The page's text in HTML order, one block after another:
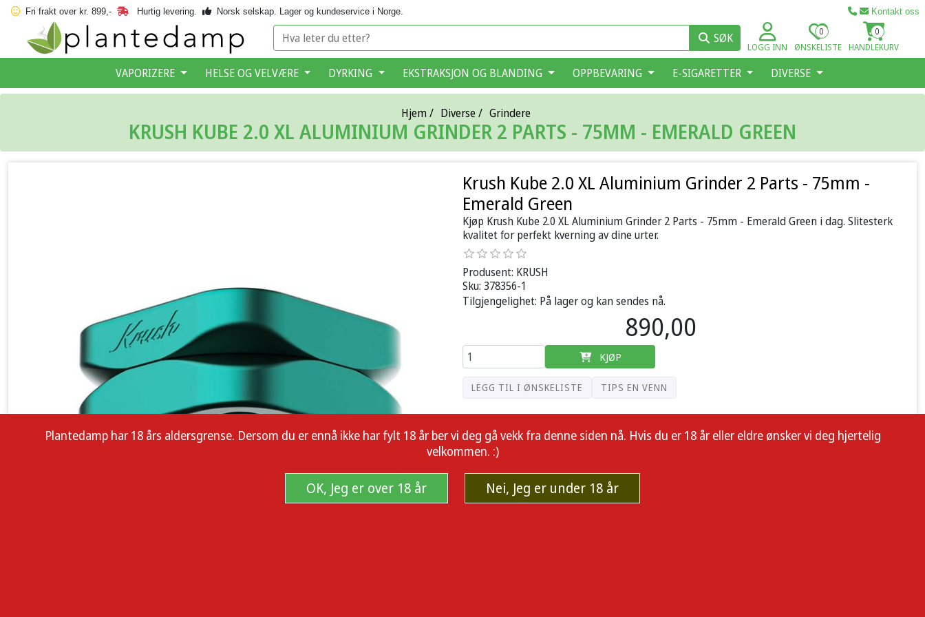
Fri frakt over kr. 899,- Hurtig levering. Norsk selskap. Lager og kundeservice i Norge. Kontakt oss
SØK
LOGG INN ØNSKELISTE
0
HANDLEKURV
0
VAPORIZERE HELSE OG VELVÆRE DYRKING EKSTRAKSJON OG BLANDING OPPBEVARING E-SIGARETTER DIVERSE
Hjem/ Diverse/ Grindere
KRUSH KUBE 2.0 XL ALUMINIUM GRINDER 2 PARTS - 75MM - EMERALD GREEN
Krush Kube 2.0 XL Aluminium Grinder 2 Parts - 75mm -
Emerald Green
Kjøp Krush Kube 2.0 XL Aluminium Grinder 2 Parts - 75mm - Emerald Green i dag. Slitesterk
kvalitet for perfekt kverning av dine urter.
Produsent: KRUSH
Sku: 378356-1
Tilgjengelighet: På lager og kan sendes nå.
890,00
KJØP
LEGG TIL I ØNSKELISTE TIPS EN VENN
Plantedamp har 18 års aldersgrense. Dersom du er ennå ikke har fylt 18 år ber vi deg gå vekk fra denne siden nå. Hvis du er 18 år eller eldre ønsker vi deg hjertelig
velkommen. :)
OK, Jeg er over 18 år Nei, Jeg er under 18 år